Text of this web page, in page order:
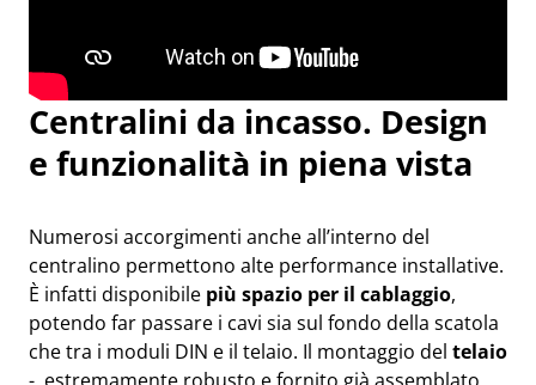
Centralini da incasso. Design
e funzionalità in piena vista
Numerosi accorgimenti anche all’interno del
centralino permettono alte performance installative.
È infatti disponibile più spazio per il cablaggio,
potendo far passare i cavi sia sul fondo della scatola
che tra i moduli DIN e il telaio. Il montaggio del telaio